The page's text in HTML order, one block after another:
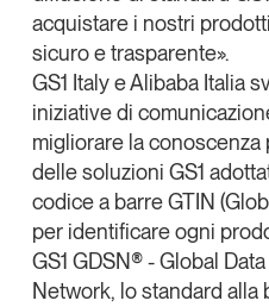
acquistare i nostri
sicuro e trasparente».
GS1 Italy e Alibaba Italia
iniziative di
migliorare la
delle soluzioni GS1
codice a barreGTIN
per identificare ogni
GS1 GDSN® - Global
Network, lo standard alla